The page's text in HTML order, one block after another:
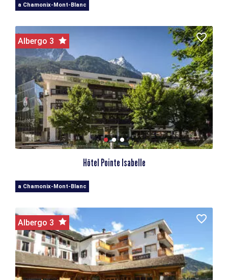
a Chamonix-Mont-Blanc
Albergo 3
Hôtel Pointe Isabelle
a Chamonix-Mont-Blanc
Albergo 3